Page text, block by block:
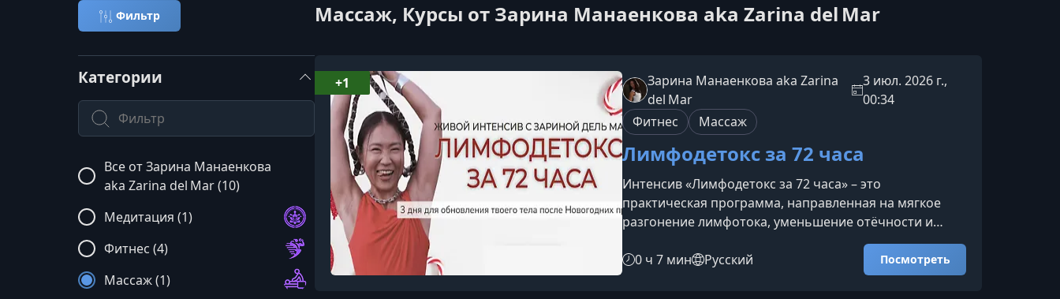
Фильтр Массаж, Курсы от Зарина Манаенкова aka Zarina del Mar
Категории
Поиск по категории
Все от Зарина Манаенкова
aka Zarina del Mar (10)
Медитация (1)
Фитнес (4)
Массаж (1)
Зарина Манаенкова aka Zarina
del Mar
3 июл. 2026 г.,
00:34
Фитнес
Массаж
Лимфодетокс за 72 часа
Интенсив «Лимфодетокс за 72 часа» – это
практическая программа, направленная на мягкое
разгонение лимфотока, уменьшение отёчности и
улучшение самочувствия всего за три дня. Формат
подходит даже тем, у кого мало свободного времени,
но есть желание почувствовать лёгкость и заряд
0 ч 7 мин Русский Посмотреть
+1